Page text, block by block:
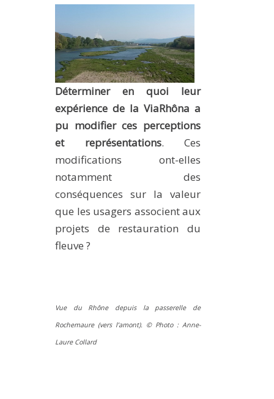
Déterminer en quoi leur
expérience de la ViaRhôna a
pu modifier ces perceptions
et représentations. Ces
modifications ont-elles
notamment des
conséquences sur la valeur
que les usagers associent aux
projets de restauration du
fleuve ?
Vue du Rhône depuis la passerelle de
Rochemaure (vers l’amont). © Photo : Anne-
Laure Collard